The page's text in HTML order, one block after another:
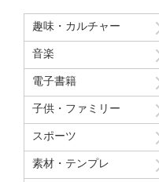
価格の安い順
月間ランキング
趣味・カルチャー
音楽
電子書籍
子供・ファミリー
スポーツ
素材・テンプレ